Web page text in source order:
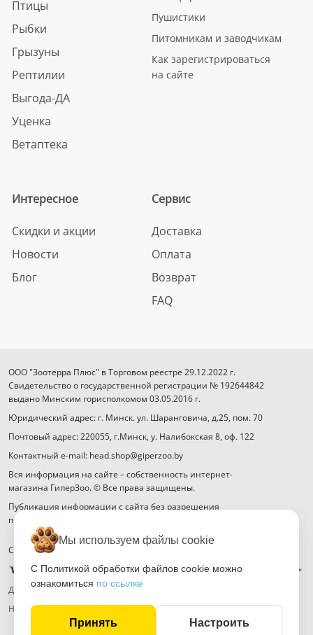
Птицы
Рыбки
Грызуны
Рептилии
Выгода-ДА
Уценка
Ветаптека
Пушистики
Питомникам и заводчикам
Как зарегистрироваться
на сайте
Интересное
Скидки и акции
Новости
Блог
Сервис
Доставка
Оплата
Возврат
FAQ
ООО "Зоотерра Плюс" в Торговом реестре 29.12.2022 г.
Свидетельство о государственной регистрации № 192644842
выдано Минским горисполкомом 03.05.2016 г.
Юридический адрес: г. Минск. ул. Шаранговича, д.25, пом. 70
Почтовый адрес: 220055, г.Минск, у. Налибокская 8, оф. 122
Контактный e-mail: head.shop@giperzoo.by
Вся информация на сайте – собственность интернет-
магазина ГиперЗоо. © Все права защищены.
Публикация информации с сайта без разрешения
правообладателя запрещена.
Способы оплаты
Договор публичной оферты
Настройка файлов cookie
Мы используем файлы cookie
С Политикой обработки файлов cookie можно
ознакомиться по ссылке
Принять Настроить